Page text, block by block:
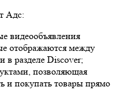
Адс:
видеообъявления
отображаются между
в разделе Discover;
позволяющая
и покупать товары прямо